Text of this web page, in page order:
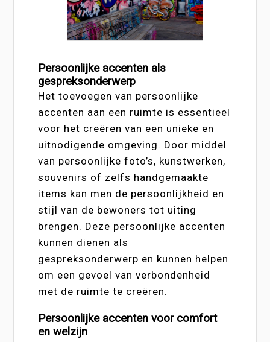
Persoonlijke accenten als
gespreksonderwerp
Het toevoegen van persoonlijke
accenten aan een ruimte is essentieel
voor het creëren van een unieke en
uitnodigende omgeving. Door middel
van persoonlijke foto’s, kunstwerken,
souvenirs of zelfs handgemaakte
items kan men de persoonlijkheid en
stijl van de bewoners tot uiting
brengen. Deze persoonlijke accenten
kunnen dienen als
gespreksonderwerp en kunnen helpen
om een gevoel van verbondenheid
met de ruimte te creëren.
Persoonlijke accenten voor comfort
en welzijn